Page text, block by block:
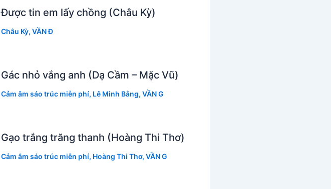
Được tin em lấy chồng (Châu Kỳ)
Châu Kỳ, VẦN Đ
Gác nhỏ vắng anh (Dạ Cầm – Mặc Vũ)
Cảm âm sáo trúc miễn phí, Lê Minh Bằng, VẦN G
Gạo trắng trăng thanh (Hoàng Thi Thơ)
Cảm âm sáo trúc miễn phí, Hoàng Thi Thơ, VẦN G